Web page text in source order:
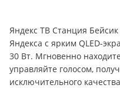
Яндекс ТВ Станция Бейсик
Яндекса с ярким QLED-
30 Вт. Мгновенно
управляйте голосом,
исключительного